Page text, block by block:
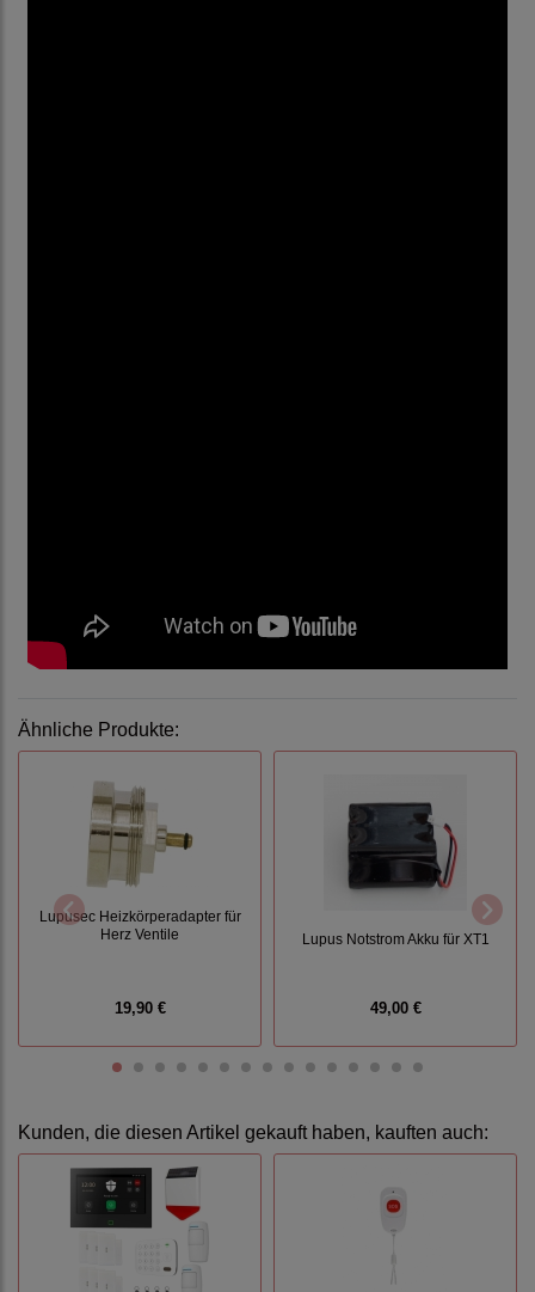
Ähnliche Produkte:
Lupusec Heizkörperadapter für
Herz Ventile
19,90 €
Lupus Notstrom Akku für XT1
49,00 €
Kunden, die diesen Artikel gekauft haben, kauften auch: